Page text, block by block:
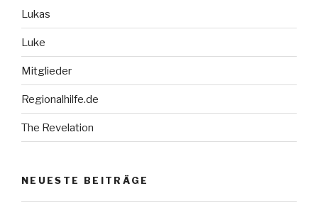
Lukas
Luke
Mitglieder
Regionalhilfe.de
The Revelation
NEUESTE BEITRÄGE